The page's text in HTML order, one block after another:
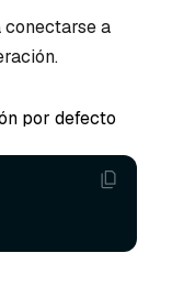
a
por defecto